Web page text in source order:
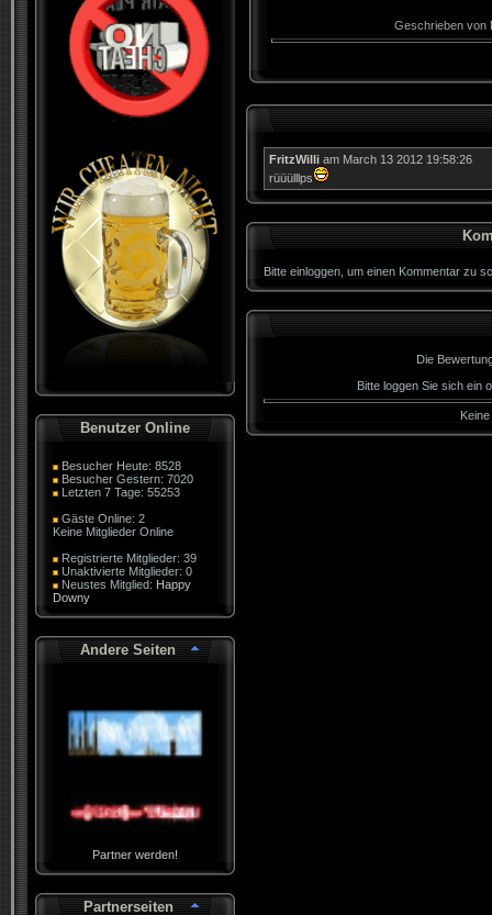
Benutzer Online
Besucher Heute: 8528
Besucher Gestern: 7020
Letzten 7 Tage: 55253
Gäste Online: 2
Keine Mitglieder Online
Registrierte Mitglieder: 39
Unaktivierte Mitglieder: 0
Neustes Mitglied: Happy
Downy
Andere Seiten
Partner werden!
Partnerseiten
Geschrieben von
FritzWilli am March 13 2012 19:58:26
rüüülllps
Bitte einloggen, um einen Kommentar zu
Die
Bitte loggen Sie sich ein